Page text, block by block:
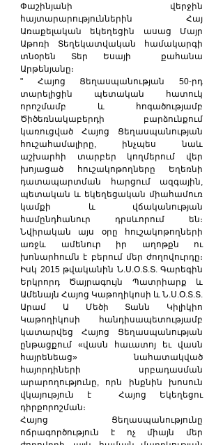
Փաշինյանի վերջին
հայտարարություններին Հայ
Առաքելական եկեղեցին ասաց Մայր
Աթոռի Տեղեկատվական համակարգի
տնօրեն Տեր Եսայի  քահանա
Արթենյանը։
" Հայոց Ցեղասպանության 50-րդ
տարելիցին պետական հատուկ
որոշմամբ և հոգածությամբ
Ծիծեռնակաբերդի բարձունքում
կառուցված Հայոց Ցեղասպանության
հուշահամալիրը, ինչպես նաև
աշխարհի տարբեր կողմերում վեր
խոյացած հուշակոթողները Եղեռնի
դատապարտման հարցում ազգային,
պետական և եկեղեցական միահամուռ
կամքի և վճականության
համընդհանուր դրսևորում են։
Նվիրական այս օրը հուշակոթողների
առջև ամենուր իր աղոթքն ու
խոնարհումն է բերում մեր ժողովուրդը։
Իսկ 2015 թվականին Ն.Ս.Օ.Տ.Տ. Գարեգին
Երկրորդ Ծայրագույն Պատրիարք և
Ամենայն Հայոց Կաթողիկոսի և Ն.Ս.Օ.Տ.Տ.
Արամ Ա Մեծի Տանն Կիլիկիո
Կաթողիկոսի հանդիսապետությամբ
կատարվեց Հայոց Ցեղասպանության
ընթացքում «վասն հաւատոյ եւ վասն
հայրենեաց» նահատակված
հայորդիների սրբադասման
արարողությունը, որն ինքնին խոսուն
վկայություն է  Հայոց Եկեղեցու
դիրքորոշման։
Հայոց Ցեղասպանությունը
ոճրագործություն է ոչ միայն մեր